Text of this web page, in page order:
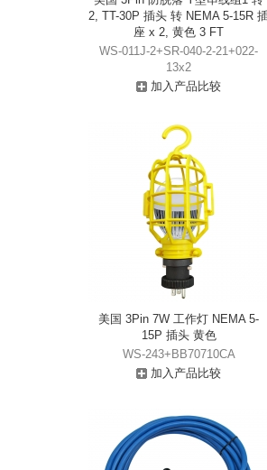
2, TT-30P 插头 转 NEMA 5-15R
座 x 2, 黄色 3 FT
WS-011J-2+SR-040-2-21+022-
13x2
加入产品比较
美国 3Pin 7W 工作灯 NEMA 5-
15P 插头 黄色
WS-243+BB70710CA
加入产品比较